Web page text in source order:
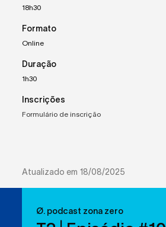
18h30
Formato
Online
Duração
1h30
Inscrições
Formulário de inscrição
Atualizado em 18/08/2025
Ø. podcast zona zero